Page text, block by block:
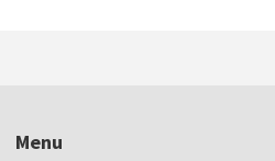
Menu